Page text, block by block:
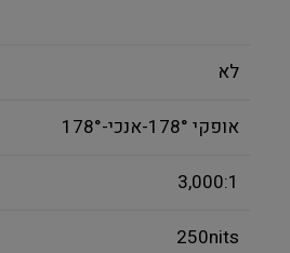
לא
178°-אופקי 178°-אנכי
3,000:1
250nits